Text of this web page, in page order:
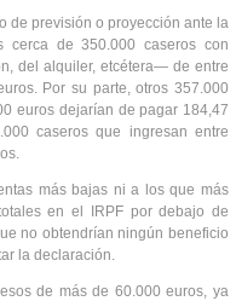
de previsión o proyección ante la
de 350.000 caseros con
del alquiler, etcétera— de entre
Por su parte, otros 357.000
euros dejarían de pagar 184,47
caseros que ingresan entre
más bajas ni a los que más
en el IRPF por debajo de
no obtendrían ningún beneficio
la declaración.
de más de 60.000 euros, ya